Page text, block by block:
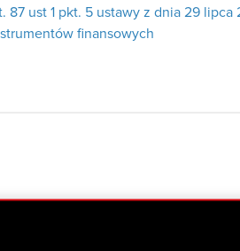
ust 1 pkt. 5 ustawy z dnia 29 lipca
finansowych
akcji